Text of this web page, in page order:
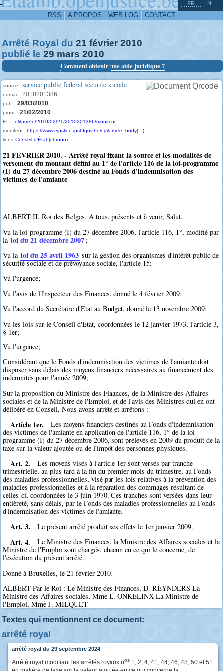
-
RSS A PROPOS WEB LOG CONTACT
FR NL
Arrêté Royal du 21 février 2010
publié le 29 mars 2010
Comment obtenir une aide juridique ?
source service public federal securite sociale
numac 2010201386
pub. 29/03/2010
prom. 21/02/2010
ELI
eli/arrete/2010/02/21/2010201386/moniteur
moniteur
https://www.ejustice.just.fgov.be/cgi/article_body(...)
liens Conseil d'État (chrono)
21 FEVRIER 2010. - Arrêté royal fixant la source et les modalités de
versement du montant défini au 1° de l'article 116 de la loi-programme
(I) du 27 décembre 2006 destiné au Fonds d'indemnisation des
victimes de l'amiante
ALBERT II, Roi des Belges, A tous, présents et à venir, Salut.
Vu la loi-programme (I) du 27 décembre 2006, l'article 116, 1°, modifié par
la loi du 21 décembre 2007;
Vu la loi du 25 avril 1963 sur la gestion des organismes d'intérêt public de
sécurité sociale et de prévoyance sociale, l'article 15;
Vu l'urgence;
Vu l'avis de l'Inspecteur des Finances, donné le 4 février 2009;
Vu l'accord du Secrétaire d'Etat au Budget, donné le 13 novembre 2009;
Vu les lois sur le Conseil d'Etat, coordonnées le 12 janvier 1973, l'article 3,
§ 1er;
Vu l'urgence;
Considérant que le Fonds d'indemnisation des victimes de l'amiante doit
disposer sans délais des moyens financiers nécessaires au financement des
indemnités pour l'année 2009;
Sur la proposition du Ministre des Finances, de la Ministre des Affaires
sociales et de la Ministre de l'Emploi, et de l'avis des Ministres qui en ont
délibéré en Conseil, Nous avons arrêté et arrêtons :
Article 1er.
Les moyens financiers destinés au Fonds d'indemnisation
des victimes de l'amiante en application de l'article 116, 1° de la loi-
programme (I) du 27 décembre 2006, sont prélevés en 2009 du produit de la
taxe sur la valeur ajoutée ou de l'impôt des personnes physiques.
Art. 2.
Les moyens visés à l'article 1er sont versés par tranche
trimestrielle, au plus tard à la fin du premier mois du trimestre, au Fonds
des maladies professionnelles, visé par les lois relatives à la prévention des
maladies professionnelles et à la réparation des dommages résultant de
celles-ci, coordonnées le 3 juin 1970. Ces tranches sont versées dans leur
entièreté, sans délais, par le Fonds des maladies professionnelles au Fonds
d'indemnisation des victimes de l'amiante.
Art. 3. Le présent arrêté produit ses effets le 1er janvier 2009.
Art. 4.
Le Ministre des Finances, la Ministre des Affaires sociales et la
Ministre de l'Emploi sont chargés, chacun en ce qui le concerne, de
l'exécution du présent arrêté.
Donné à Bruxelles, le 21 février 2010.
ALBERT Par le Roi : Le Ministre des Finances, D. REYNDERS La
Ministre des Affaires sociales, Mme L. ONKELINX La Ministre de
l'Emploi, Mme J. MILQUET
Textes qui mentionnent ce document:
arrêté royal
arrêté royal du 29 septembre 2024
Arrêté royal modifiant les arrêtés royaux nos 1, 2, 4, 41, 44, 46, 48, 50 et 51
^